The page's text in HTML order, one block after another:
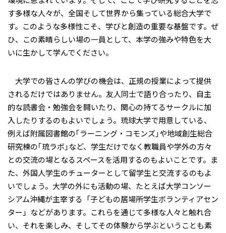
す多様な人々が、全国そして世界から集っている総合大学で
す。このような多様性こそ、学びと創造の重要な基盤です。ぜ
ひ、この素晴らしい場の一員として、本学の強みや特色を大
いに生かして学んでください。
大学での皆さんの学びの機会は、正規の授業によって提供
されるだけではありません。友人同士で語り合ったり、自主
的な読書会・勉強会を開いたり、関心の持てるサークルに加
入したりするのもよいでしょう。琉球大学で用意している、
例えば附属図書館の｢ラーニング・コモンズ｣や地域創生総合
研究棟の｢琉ラボ｣など、学生だけでなく教職員や学外の方々
との交流の場となるスペースを活用するのもよいことです。ま
た、外国人学生のチューターとして留学生と交流するのもよ
いでしょう。大学の外にも活動の場、たとえば大学コンソー
シアム沖縄が主宰する「子どもの居場所学生ボランティアセン
ター」などがあります。これらを通じて多様な人々と触れ合
い、それを楽しみ、そしてその体験から学ぶということも素